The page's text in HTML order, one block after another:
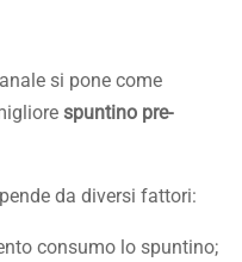
si pone come
spuntino pre-
da diversi fattori:
consumo lo spuntino;